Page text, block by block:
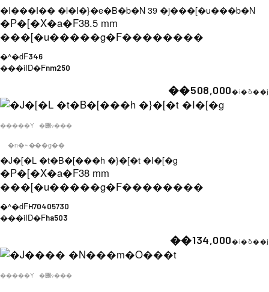
�I���I�� �l�I�}�e�B�b�N 39 �j���[�u���b�N
�P�[�X�a�F38.5 mm
���[�u�����g�F��������
�^�ԁF346
���iID�Fnm250
��508,000�i�ō��j
�����Y �݌ɂ���
�n�~���g��
�J�[�L �t�B�[���h �}�[�t �I�[�g
�P�[�X�a�F38 mm
���[�u�����g�F��������
�^�ԁFH70405730
���iID�Fha503
��134,000�i�ō��j
�����Y �݌ɂ���